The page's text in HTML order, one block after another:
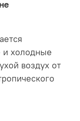
и холодные
воздух от